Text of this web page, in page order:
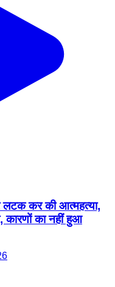
लटक कर की आत्महत्या,
कारणों का नहीं हुआ